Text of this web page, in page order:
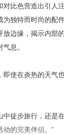
对比色营造出引人
独特而时尚的配
放边缘，揭示内部
息。
使在炎热的天气
徒步旅行，还是
的完美伴侣。”